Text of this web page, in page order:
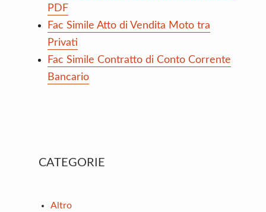
PDF
Fac Simile Atto di Vendita Moto tra
Privati
Fac Simile Contratto di Conto Corrente
Bancario
Primary
CATEGORIE
Altro